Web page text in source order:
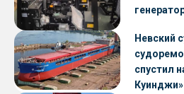
Невский
спустил